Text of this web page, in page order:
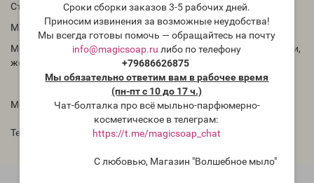
Сроки сборки заказов 3-5 рабочих дней.
Приносим извинения за возможные неудобства!
Мы всегда готовы помочь — обращайтесь на почту
info@magicsoap.ru либо по телефону
+79686626875
Мы обязательно ответим вам в рабочее время
(пн-пт с 10 до 17 ч.)
Чат-болталка про всё мыльно-парфюмерно-
косметическое в телеграм:
https://t.me/magicsoap_chat
С любовью, Магазин "Волшебное мыло"
Стакан для свечи "Ода", 250 мл
Материал: стекло
Может быть использована как красивая тара для свечи, соли,
жемчуга для ванны и других косметических средств.
Можно купить в магазине magicsoap.ru/shop
Теги: свечи